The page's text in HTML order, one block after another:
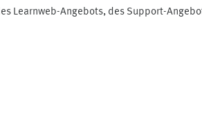
Learnweb-Angebots, des Support-